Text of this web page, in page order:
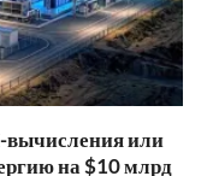
вычисления или
на $10 млрд